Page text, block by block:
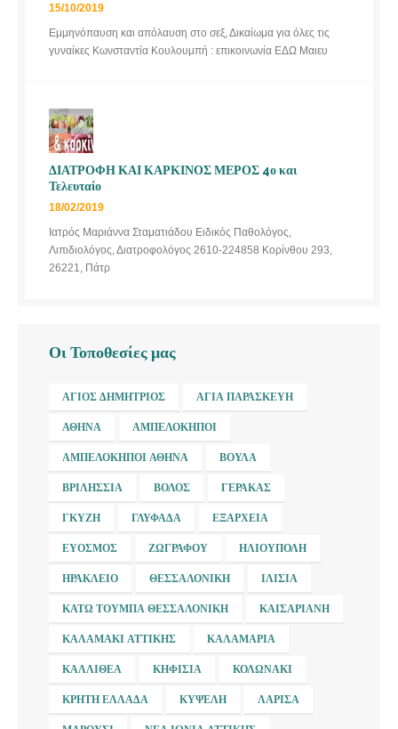
15/10/2019
Εμμηνόπαυση και απόλαυση στο σεξ, Δικαίωμα για όλες τις
γυναίκες Κωνσταντία Κουλουμπή : επικοινωνία ΕΔΩ Μαιευ
ΔΙΑΤΡΟΦΗ ΚΑΙ ΚΑΡΚΙΝΟΣ ΜΕΡΟΣ 4ο και
Τελευταίο
18/02/2019
Ιατρός Μαριάννα Σταματιάδου Ειδικός Παθολόγος,
Λιπιδιολόγος, Διατροφολόγος 2610-224858 Κορίνθου 293,
26221, Πάτρ
Οι Τοποθεσίες μας
ΆΓΙΟΣ ΔΗΜΉΤΡΙΟΣ ΑΓΊΑ ΠΑΡΑΣΚΕΥΉ
ΑΘΉΝΑ ΑΜΠΕΛΌΚΗΠΟΙ
ΑΜΠΕΛΌΚΗΠΟΙ ΑΘΉΝΑ ΒΟΎΛΑ
ΒΡΙΛΉΣΣΙΑ ΒΌΛΟΣ ΓΈΡΑΚΑΣ
ΓΚΎΖΗ ΓΛΥΦΆΔΑ ΕΞΆΡΧΕΙΑ
ΕΎΟΣΜΟΣ ΖΩΓΡΆΦΟΥ ΗΛΙΟΎΠΟΛΗ
ΗΡΆΚΛΕΙΟ ΘΕΣΣΑΛΟΝΊΚΗ ΙΛΊΣΙΑ
ΚΆΤΩ ΤΟΎΜΠΑ ΘΕΣΣΑΛΟΝΊΚΗ ΚΑΙΣΑΡΙΑΝΉ
ΚΑΛΑΜΆΚΙ ΑΤΤΙΚΉΣ ΚΑΛΑΜΑΡΙΆ
ΚΑΛΛΙΘΈΑ ΚΗΦΙΣΙΆ ΚΟΛΩΝΆΚΙ
ΚΡΉΤΗ ΕΛΛΆΔΑ ΚΥΨΈΛΗ ΛΆΡΙΣΑ